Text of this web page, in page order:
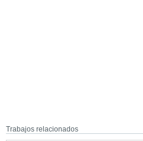
Trabajos relacionados